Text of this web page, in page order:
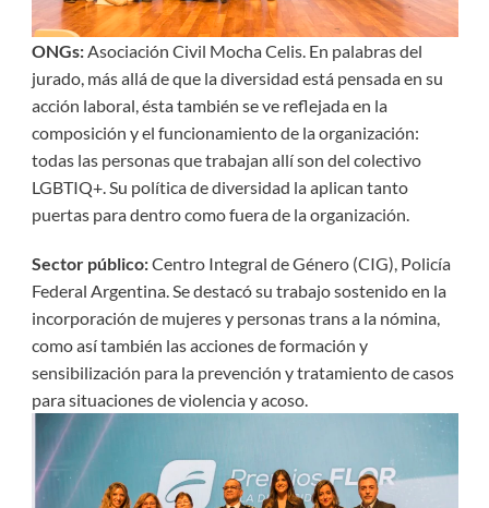
ONGs:Asociación Civil Mocha Celis. En palabras del
jurado, más allá de que la diversidad está pensada en su
acción laboral, ésta también se ve reflejada en la
composición y el funcionamiento de la organización:
todas las personas que trabajan allí son del colectivo
LGBTIQ+. Su política de diversidad la aplican tanto
puertas para dentro como fuera de la organización.
Sector público:Centro Integral de Género (CIG), Policía
Federal Argentina. Se destacó su trabajo sostenido en la
incorporación de mujeres y personas trans a la nómina,
como así también las acciones de formación y
sensibilización para la prevención y tratamiento de casos
para situaciones de violencia y acoso.